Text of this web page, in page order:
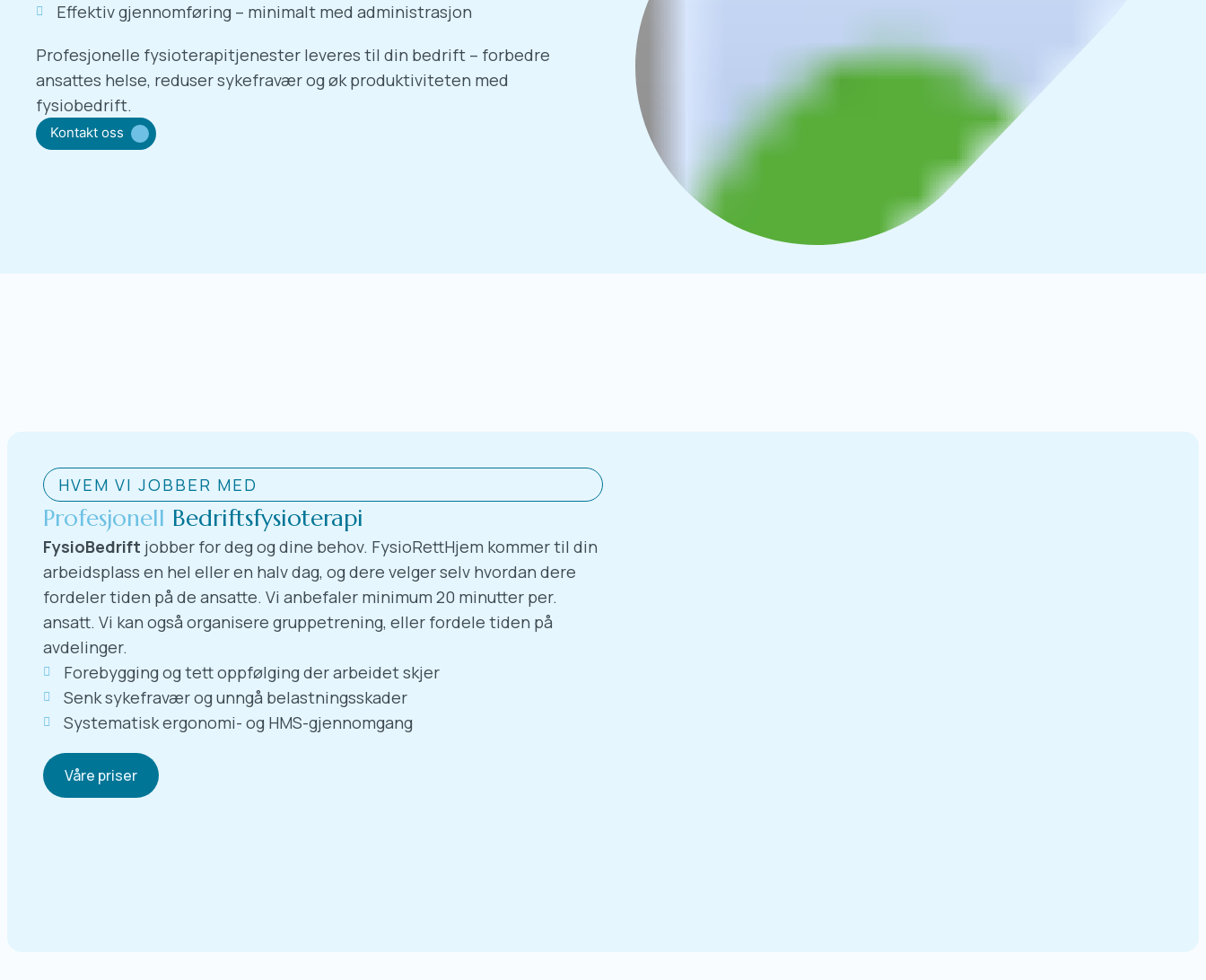
Effektiv gjennomføring – minimalt med administrasjon
Profesjonelle fysioterapitjenester leveres til din bedrift – forbedre
ansattes helse, reduser sykefravær og øk produktiviteten med
fysiobedrift.
Kontakt oss
HVEM VI JOBBER MED
Profesjonell Bedriftsfysioterapi
FysioBedrift jobber for deg og dine behov. FysioRettHjem kommer til din
arbeidsplass en hel eller en halv dag, og dere velger selv hvordan dere
fordeler tiden på de ansatte. Vi anbefaler minimum 20 minutter per.
ansatt. Vi kan også organisere gruppetrening, eller fordele tiden på
avdelinger.
Forebygging og tett oppfølging der arbeidet skjer
Senk sykefravær og unngå belastningsskader
Systematisk ergonomi- og HMS-gjennomgang
Våre priser